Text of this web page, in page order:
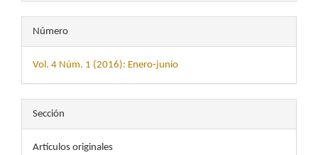
Número
Vol. 4 Núm. 1 (2016): Enero-junio
Sección
Artículos originales